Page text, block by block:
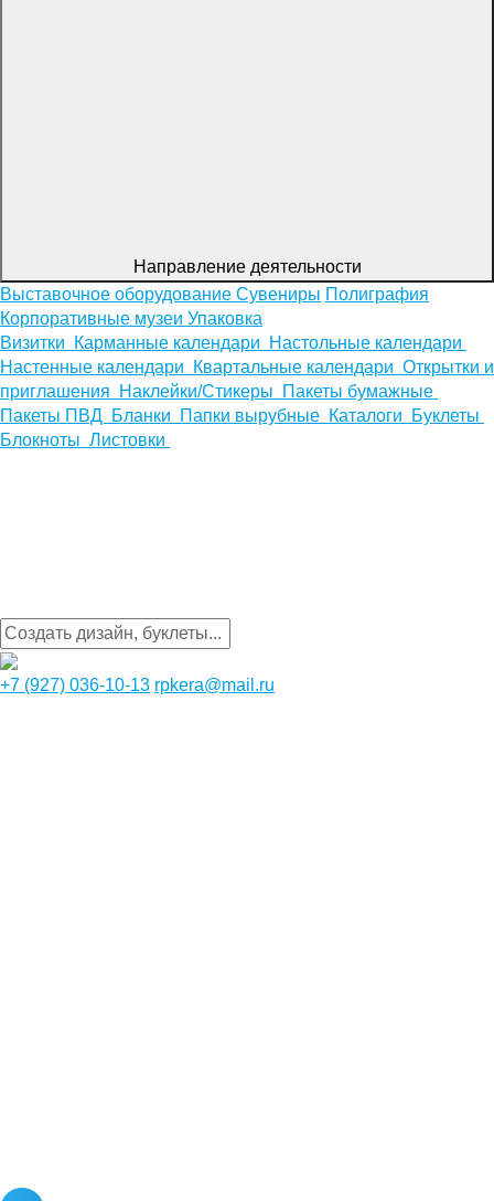
Направление деятельности
Выставочное оборудование Сувениры Полиграфия
Корпоративные музеи Упаковка
Визитки
Карманные календари
Настольные календари
Настенные календари
Квартальные календари Открытки и
приглашения
Наклейки/Стикеры
Пакеты бумажные
Пакеты ПВД Бланки Папки вырубные Каталоги
Буклеты
Блокноты Листовки
+7 (927) 036-10-13 rpkera@mail.ru